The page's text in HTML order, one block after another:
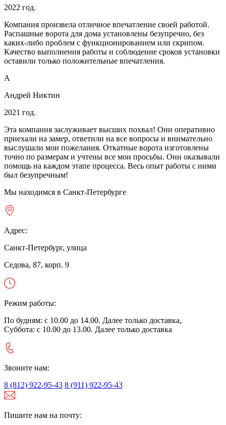
2022 год.
Компания произвела отличное впечатление своей работой.
Распашные ворота для дома установлены безупречно, без
каких-либо проблем с функционированием или скрипом.
Качество выполнения работы и соблюдение сроков установки
оставили только положительные впечатления.
А
Андрей Никтин
2021 год.
Эта компания заслуживает высших похвал! Они оперативно
приехали на замер, ответили на все вопросы и внимательно
выслушали мои пожелания. Откатные ворота изготовлены
точно по размерам и учтены все мои просьбы. Они оказывали
помощь на каждом этапе процесса. Весь опыт работы с ними
был безупречным!
Мы находимся в Санкт-Петербурге
Адрес:
Санкт-Петербург, улица
Седова, 87, корп. 9
Режим работы:
По будням: с 10.00 до 14.00. Далее только доставка,
Суббота: с 10.00 до 13.00. Далее только доставка
Звоните нам:
8 (812) 922-95-43 8 (911) 922-95-43
Пишите нам на почту: